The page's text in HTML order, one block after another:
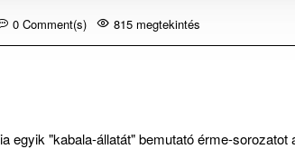
0 Comment(s) 815 megtekintés
állatát" bemutató érme-sorozatot az